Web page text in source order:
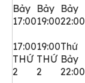
Bảy
17:00
Bảy
19:00
Bảy
22:00
17:00
THỨ
2
19:00
THỨ
2
Thứ
Bảy
22:00